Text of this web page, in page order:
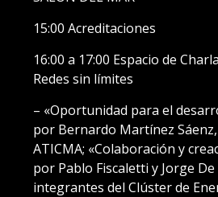
15:00 Acreditaciones
16:00 a 17:00 Espacio de
Redes sin límites
– «Oportunidad para el
por Bernardo Martínez
ATICMA; «Colaboración y
por Pablo Fiscaletti y Jorge
integrantes del Clúster de